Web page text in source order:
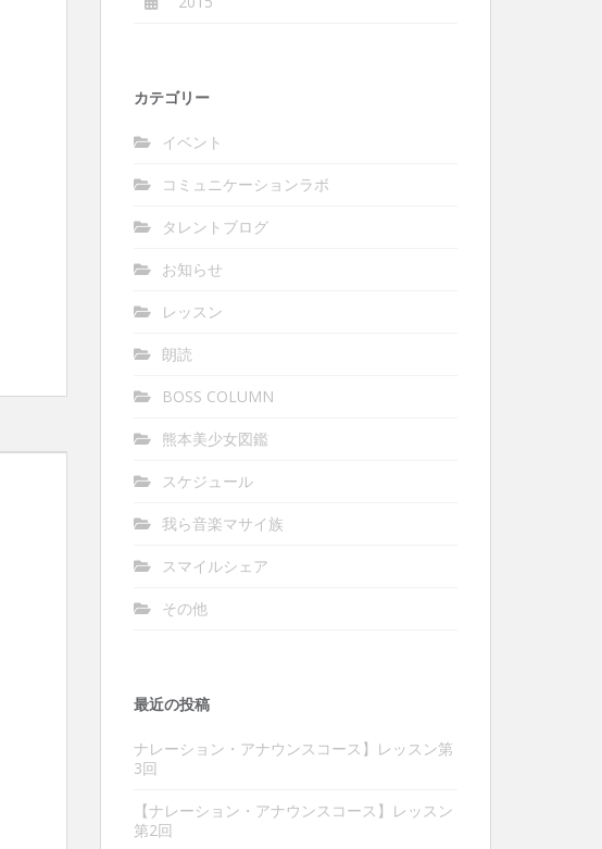
カテゴリー
イベント
コミュニケーションラボ
タレントブログ
お知らせ
レッスン
朗読
BOSS COLUMN
熊本美少女図鑑
スケジュール
我ら音楽マサイ族
スマイルシェア
その他
最近の投稿
ナレーション・アナウンスコース】レッスン第
3回
【ナレーション・アナウンスコース】レッスン
第2回